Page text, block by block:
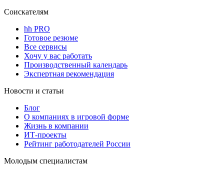
Соискателям
hh PRO
Готовое резюме
Все сервисы
Хочу у вас работать
Производственный календарь
Экспертная рекомендация
Новости и статьи
Блог
О компаниях в игровой форме
Жизнь в компании
ИТ-проекты
Рейтинг работодателей России
Молодым специалистам